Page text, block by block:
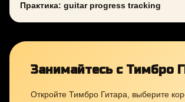
Практика: guitar progress tracking
Занимайтесь с Тимбро
Откройте Тимбро Гитара, выберите